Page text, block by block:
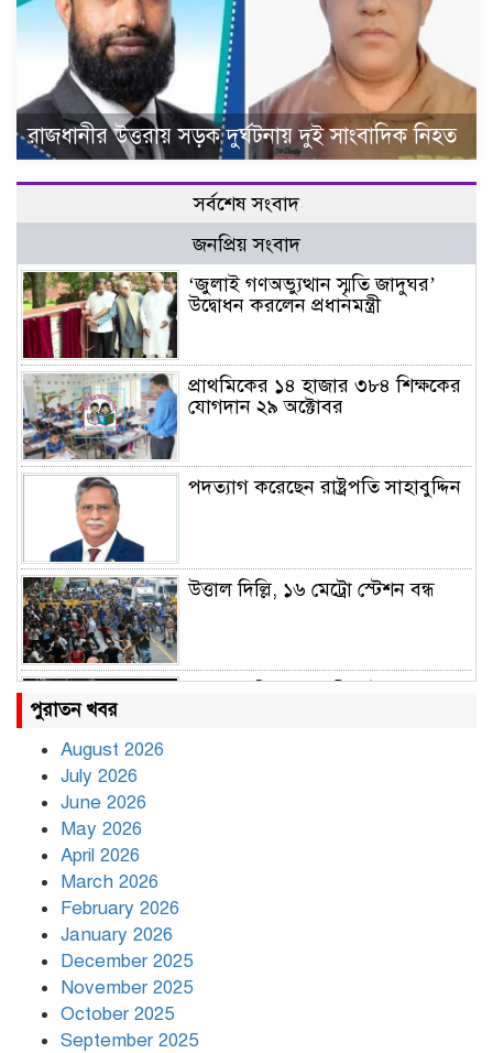
রাজধানীর উত্তরায় সড়ক দুর্ঘটনায় দুই সাংবাদিক নিহত
সর্বশেষ সংবাদ
জনপ্রিয় সংবাদ
‘জুলাই গণঅভ্যুত্থান স্মৃতি জাদুঘর’
উদ্বোধন করলেন প্রধানমন্ত্রী
প্রাথমিকের ১৪ হাজার ৩৮৪ শিক্ষকের
যোগদান ২৯ অক্টোবর
পদত্যাগ করেছেন রাষ্ট্রপতি সাহাবুদ্দিন
উত্তাল দিল্লি, ১৬ মেট্রো স্টেশন বন্ধ
বৃষ্টি থামার নাম নেই, পথে পথে
পুরাতন খবর
August 2026
July 2026
June 2026
May 2026
April 2026
March 2026
February 2026
January 2026
December 2025
November 2025
October 2025
September 2025